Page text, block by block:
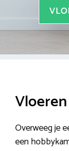
Overweeg je
een